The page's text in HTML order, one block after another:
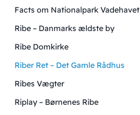
Facts om Nationalpark Vadehavet
Ribe – Danmarks ældste by
Ribe Domkirke
Riber Ret – Det Gamle Rådhus
Ribes Vægter
Riplay – Børnenes Ribe